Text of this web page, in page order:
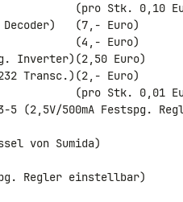
(pro Stk. 0,10
Decoder)   (7,- Euro)
(4,- Euro)
Inverter)(2,50 Euro)
Transc.)(2,- Euro)
(pro Stk. 0,01
5 (2,5V/500mA Festspg.
von Sumida)
Regler einstellbar)